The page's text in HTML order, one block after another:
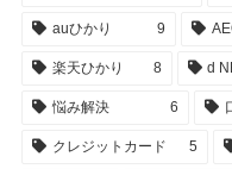
auひかり 9
楽天ひかり 8 d
悩み解決 6
クレジットカード 5